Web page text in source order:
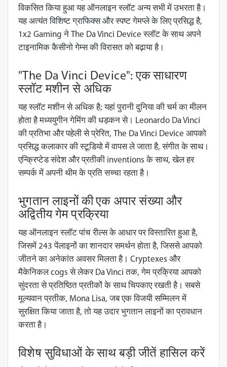
विकसित किया हुआ यह ऑनलाइन स्लॉट अन्य सभी में उभरता है।
यह अत्यंत विशिष्ट ग्राफिक्स और स्पष्ट गेमप्ले के लिए प्रसिद्ध है,
1x2 Gaming ने The Da Vinci Device स्लॉट के साथ अपने
टाइनामिक कैसीनो गेम्स की विरासत को बढ़ाया है।
"The Da Vinci Device": एक साधारण
स्लॉट मशीन से अधिक
यह स्लॉट मशीन से अधिक है; यहां पुरानी दुनिया की चर्म का मीलन
होता है मध्ययुगीन गेमिंग की धड़कन से। Leonardo Da Vinci
की प्रतिभा और पहेली से प्रेरित, The Da Vinci Device आपको
प्रसिद्ध कलाकार की स्टूडियो में वापस ले जाता है, संगीत के साथ।
एन्क्रिप्टेड संदेश और प्रतीकी inventions के साथ, खेल हर
सम्पर्क में अपनी थीम के प्रति सच्चा रहता है।
भुगतान लाइनों की एक अपार संख्या और
अद्वितीय गेम प्रक्रिया
यह ऑनलाइन स्लॉट पांच रील्स के आधार पर विस्तारित हुआ है,
जिसमें 243 पेंलाइनों का शानदार समर्थन होता है, जिससे आपको
जीतने का अनेकांत अवसर मिलता है। Cryptexes और
मैकेनिकल cogs से लेकर Da Vinci तक, गेम प्रक्रिया आपको
सुंदरता से प्रतिष्ठित प्रतीकों के साथ चिपकाए रखती है। सबसे
मूल्यवान प्रतीक, Mona Lisa, जब एक विजयी सम्मिलन में
सुरक्षित किया जाता है, तो यह उदार भुगतान लाइनों का प्रावधान
करता है।
विशेष सुविधाओं के साथ बड़ी जीतें हासिल करें